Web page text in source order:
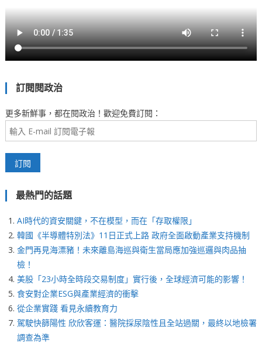
訂閱閱政治
更多新鮮事，都在閱政治！歡迎免費訂閱：
最熱門的話題
AI時代的資安關鍵，不在模型，而在「存取權限」
韓國《半導體特別法》11日正式上路 政府全面啟動產業支持機制
金門再見海漂豬！未來離島海巡與衛生當局應加強巡邏與肉品抽
檢！
美股「23小時全時段交易制度」實行後，全球經濟可能的影響！
食安對企業ESG與產業經濟的衝擊
從企業實踐 看見永續教育力
駕駛快篩陽性 欣欣客運：醫院採尿陰性且全站過關，最終以地檢署
調查為準